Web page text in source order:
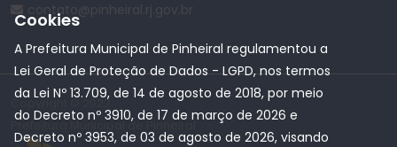
contato@pinheiral.rj.gov.br
Copyright © 2022
Prefeitura Municipal de Pinheiral
Cookies
A Prefeitura Municipal de Pinheiral regulamentou a
Lei Geral de Proteção de Dados - LGPD, nos termos
da Lei Nº 13.709, de 14 de agosto de 2018, por meio
do Decreto nº 3910, de 17 de março de 2026 e
Decreto nº 3953, de 03 de agosto de 2026, visando